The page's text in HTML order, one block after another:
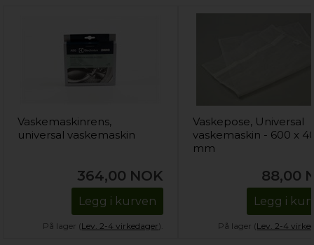
Vaskemaskinrens,
universal vaskemaskin
364,00 NOK
Legg i kurven
På lager (Lev. 2-4 virkedager).
Vaskepose, Universal
vaskemaskin - 600 x
mm
88,00
Legg i
På lager (Lev. 2-4